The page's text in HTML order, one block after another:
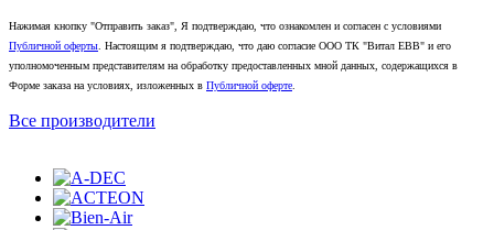
Нажимая кнопку "Отправить заказ", Я подтверждаю, что ознакомлен и согласен с условиями
Публичной оферты . Настоящим я подтверждаю, что даю согласие ООО ТК "Витал ЕВВ" и его
уполномоченным представителям на обработку предоставленных мной данных, содержащихся в
Форме заказа на условиях, изложенных в Публичной оферте
Все производители